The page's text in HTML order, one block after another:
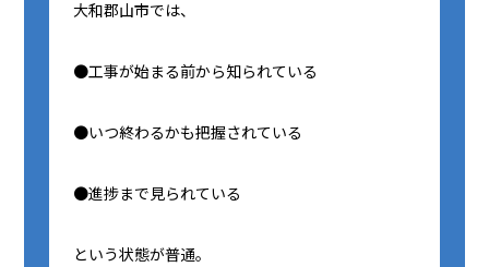
大和郡山市では、
●工事が始まる前から知られている
●いつ終わるかも把握されている
●進捗まで見られている
という状態が普通。